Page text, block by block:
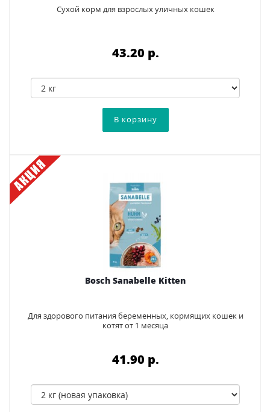
Сухой корм для взрослых уличных кошек
43.20 p.
Bosch Sanabelle Kitten
Для здорового питания беременных, кормящих кошек и
котят от 1 месяца
41.90 p.